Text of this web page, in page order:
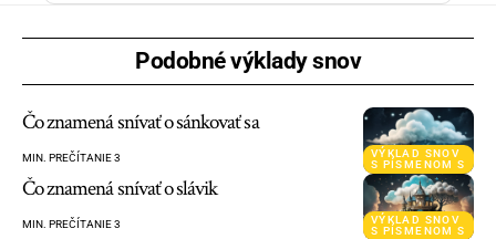
Podobné výklady snov
VÝKLAD SNOV
S PÍSMENOM S
Čo znamená snívať o sánkovať sa
MIN. PREČÍTANIE 3
VÝKLAD SNOV
S PÍSMENOM S
Čo znamená snívať o slávik
MIN. PREČÍTANIE 3